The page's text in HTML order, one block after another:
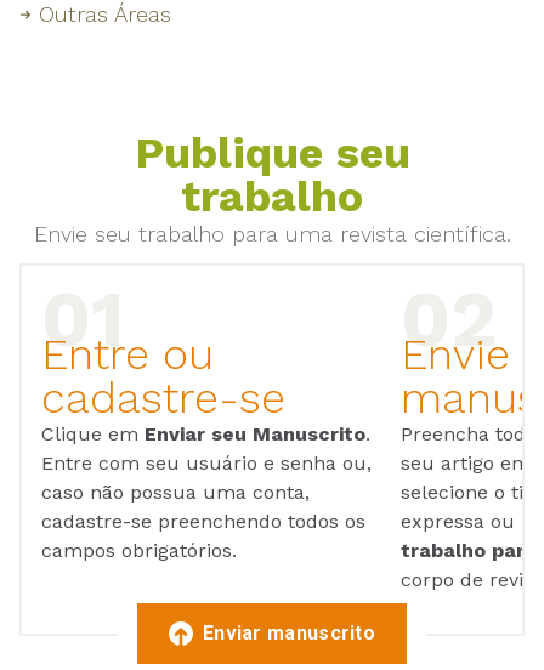
Outras Áreas
Publique seu
trabalho
Envie seu trabalho para uma revista científica.
Entre ou
cadastre-se
Clique em Enviar seu Manuscrito.
Entre com seu usuário e senha ou,
caso não possua uma conta,
cadastre-se preenchendo todos os
campos obrigatórios.
Envie
Preencha
seu artigo em
selecione o
expressa ou
trabalho para
corpo de
Enviar manuscrito